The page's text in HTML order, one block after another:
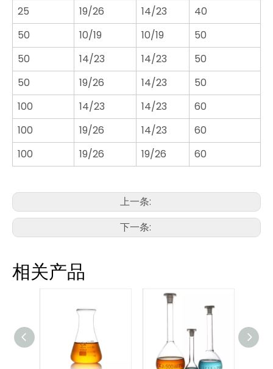
25
19/26 14/23
40
50
10/19 10/19
50
50
14/23 14/23
50
50
19/26 14/23
50
100
14/23 14/23
60
100
19/26 14/23
60
100
19/26 19/26 60
上一条:
下一条:
相关产品